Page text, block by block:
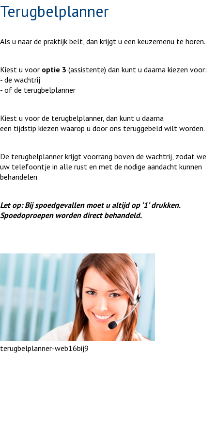
Terugbelplanner
Als u naar de praktijk belt, dan krijgt u een keuzemenu te horen.
Kiest u voor optie 3 (assistente) dan kunt u daarna kiezen voor:
- de wachtrij
- of de terugbelplanner
Kiest u voor de terugbelplanner, dan kunt u daarna
een tijdstip kiezen waarop u door ons teruggebeld wilt worden.
De terugbelplanner krijgt voorrang boven de wachtrij, zodat we
uw telefoontje in alle rust en met de nodige aandacht kunnen
behandelen.
Let op: Bij spoedgevallen moet u altijd op ’1’ drukken.
Spoedoproepen worden direct behandeld.
terugbelplanner-web16bij9